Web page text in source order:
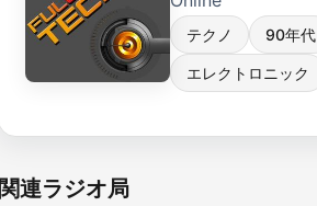
テクノ 90年代
エレクトロニック
関連ラジオ局